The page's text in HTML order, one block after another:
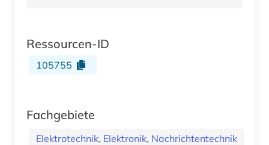
Ressourcen-ID
105755
Fachgebiete
Elektrotechnik, Elektronik, Nachrichtentechnik